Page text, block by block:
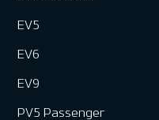
EV5
EV6
EV9
PV5 Passenger